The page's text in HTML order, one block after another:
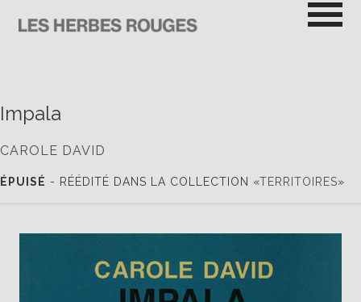
contenu
Impala
CAROLE DAVID
ÉPUISÉ - RÉÉDITÉ DANS LA COLLECTION «TERRITOIRES»